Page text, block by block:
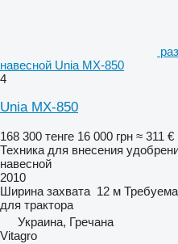
навесной Unia MX-850
4
Unia MX-850
168 300 тенге 16 000 грн ≈ 311 €
Техника для внесения
навесной
2010
Ширина захвата 12 м
для трактора
Украина, Гречана
Vitagro